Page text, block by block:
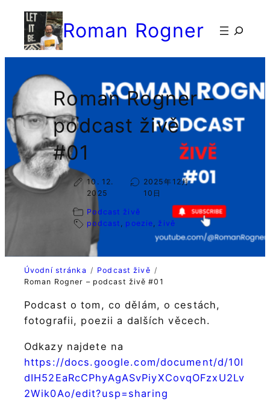
Přeskočit
obsah
Roman Rogner
検
Roman Rogner –
podcast živě
#01
10. 12.
2025
2025年12月
10日
Podcast živě
podcast , poezie, živě
Úvodní stránka
Podcast živě
Roman Rogner – podcast živě #01
Podcast o tom, co dělám, o cestách,
fotografii, poezii a dalších věcech.
Odkazy najdete na
https://docs.google.com/document/d/10I
dIH52EaRcCPhyAgASvPiyXCovqOFzxU2Lv
2Wik0Ao/edit?usp=sharing